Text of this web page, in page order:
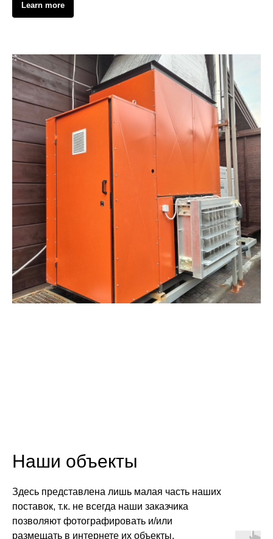
Learn more
Наши объекты
Здесь представлена лишь малая часть наших
поставок, т.к. не всегда наши заказчика
позволяют фотографировать и/или
размещать в интернете их объекты.